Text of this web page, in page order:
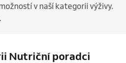
v naší kategorii výživy.
Nutriční poradci